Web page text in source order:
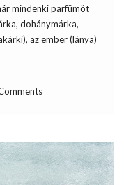
mindenki parfümöt
dohánymárka,
az ember (lánya)